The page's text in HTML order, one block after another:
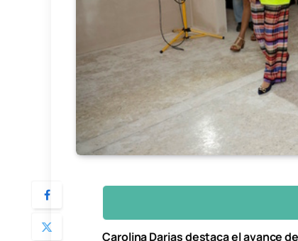
Carolina Darias destaca el avance